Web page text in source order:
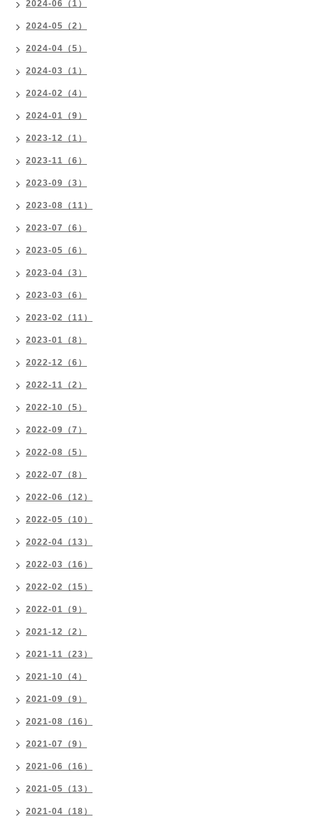
2024-06（1）
2024-05（2）
2024-04（5）
2024-03（1）
2024-02（4）
2024-01（9）
2023-12（1）
2023-11（6）
2023-09（3）
2023-08（11）
2023-07（6）
2023-05（6）
2023-04（3）
2023-03（6）
2023-02（11）
2023-01（8）
2022-12（6）
2022-11（2）
2022-10（5）
2022-09（7）
2022-08（5）
2022-07（8）
2022-06（12）
2022-05（10）
2022-04（13）
2022-03（16）
2022-02（15）
2022-01（9）
2021-12（2）
2021-11（23）
2021-10（4）
2021-09（9）
2021-08（16）
2021-07（9）
2021-06（16）
2021-05（13）
2021-04（18）